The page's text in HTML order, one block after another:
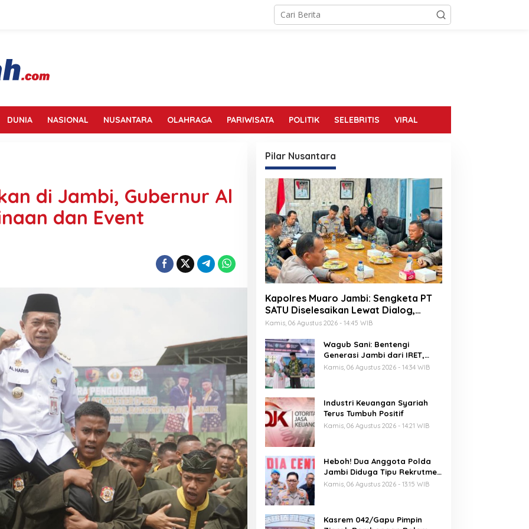
DUNIA NASIONAL NUSANTARA OLAHRAGA PARIWISATA POLITIK SELEBRITIS VIRAL
di Jambi, Gubernur Al
dan Event
Pilar Nusantara
Kapolres Muaro Jambi: Sengketa PT
SATU Diselesaikan Lewat Dialog,
Operasional PKS Tetap Berjalan
Kamis, 06 Agustus 2026 - 14:45 WIB
Wagub Sani: Bentengi
Generasi Jambi dari IRET,
TCC, dan Perundungan
Kamis, 06 Agustus 2026 - 14:34 WIB
Industri Keuangan Syariah
Terus Tumbuh Positif
Kamis, 06 Agustus 2026 - 14:21 WIB
Heboh! Dua Anggota Polda
Jambi Diduga Tipu Rekrutmen
Bintara Polri 2026, Belasan
Kamis, 06 Agustus 2026 - 13:15 WIB
Kasrem 042/Gapu Pimpin